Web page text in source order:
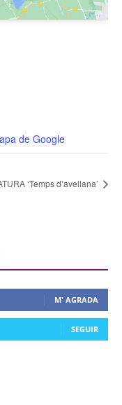
de Google
‘Temps d’avellana’
M' AGRADA
SEGUIR